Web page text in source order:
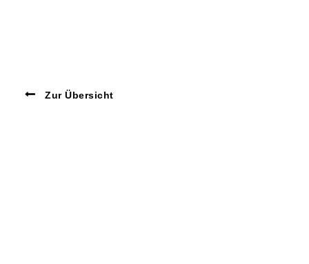
Zur Übersicht